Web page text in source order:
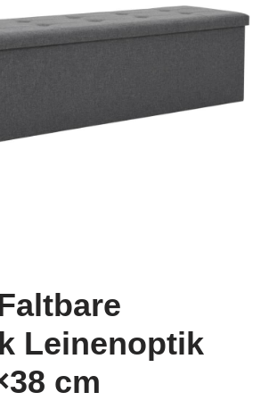
Leinenoptik
cm